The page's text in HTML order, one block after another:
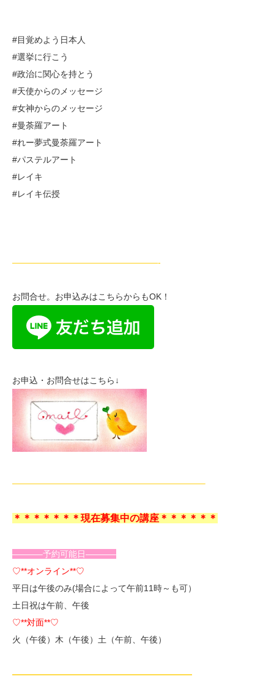
#目覚めよう日本人
#選挙に行こう
#政治に関心を持とう
#天使からのメッセージ
#女神からのメッセージ
#曼荼羅アート
#れー夢式曼荼羅アート
#パステルアート
#レイキ
#レイキ伝授
—————————————————-
お問合せ。お申込みはこちらからもOK！
お申込・お問合せはこちら↓
——————————————————————–
＊＊＊＊＊＊＊現在募集中の講座＊＊＊＊＊＊
———–予約可能日———–
♡**オンライン**♡
平日は午後のみ(場合によって午前11時～も可）
土日祝は午前、午後
♡**対面**♡
火（午後）木（午後）土（午前、午後）
—————————————————————